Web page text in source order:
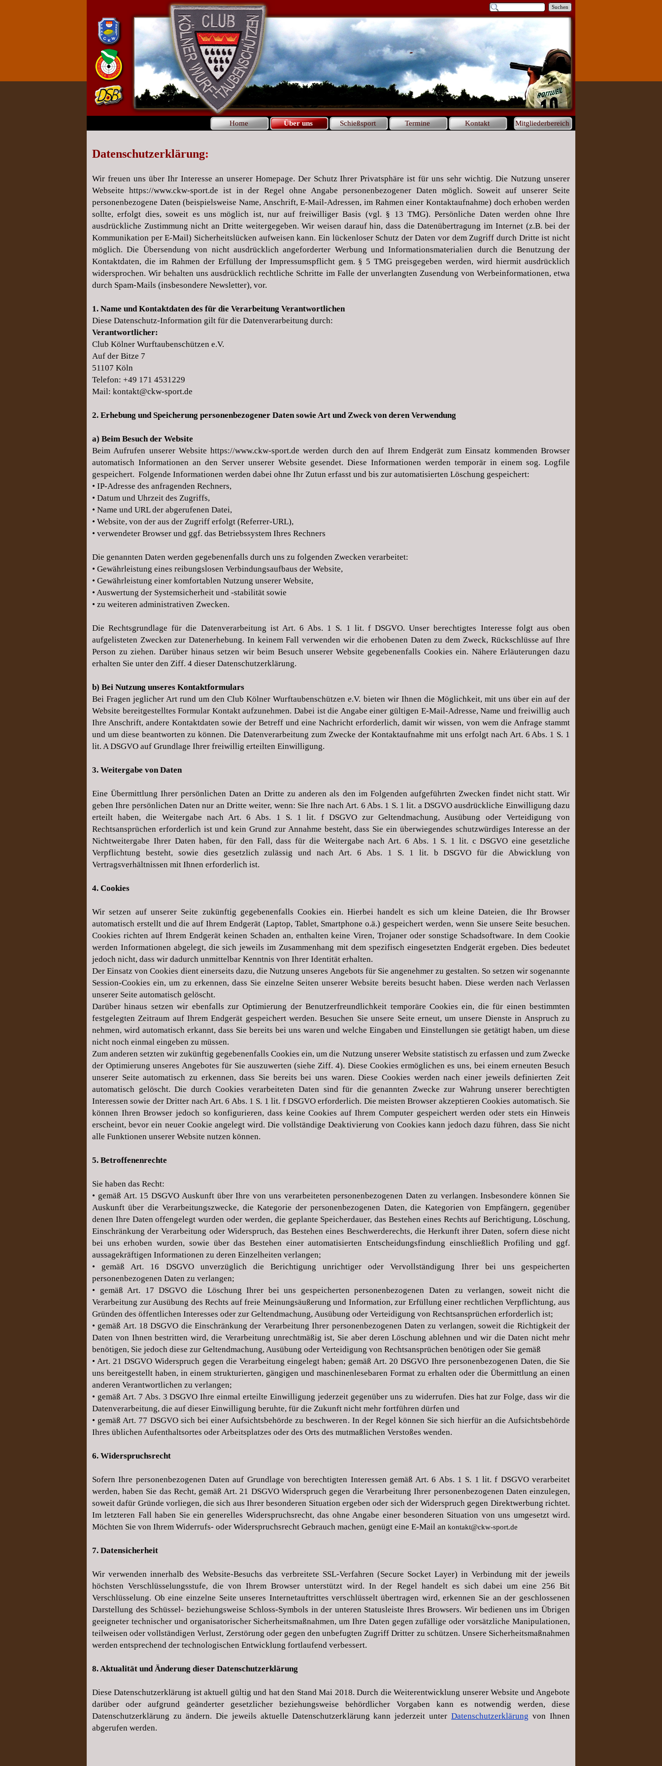
Suchen
Home Über uns Schießsport Termine Kontakt Mitgliederbereich
Datenschutzerklärung:
Wir freuen uns über Ihr Interesse an unserer Homepage. Der Schutz Ihrer Privatsphäre ist für uns sehr wichtig. Die Nutzung unserer
Webseite https://www.ckw-sport.de ist in der Regel ohne Angabe personenbezogener Daten möglich. Soweit auf unserer Seite
personenbezogene Daten (beispielsweise Name, Anschrift, E-Mail-Adressen, im Rahmen einer Kontaktaufnahme) doch erhoben werden
sollte, erfolgt dies, soweit es uns möglich ist, nur auf freiwilliger Basis (vgl. § 13 TMG). Persönliche Daten werden ohne Ihre
ausdrückliche Zustimmung nicht an Dritte weitergegeben. Wir weisen darauf hin, dass die Datenübertragung im Internet (z.B. bei der
Kommunikation per E-Mail) Sicherheitslücken aufweisen kann. Ein lückenloser Schutz der Daten vor dem Zugriff durch Dritte ist nicht
möglich. Die Übersendung von nicht ausdrücklich angeforderter Werbung und Informationsmaterialien durch die Benutzung der
Kontaktdaten, die im Rahmen der Erfüllung der Impressumspflicht gem. § 5 TMG preisgegeben werden, wird hiermit ausdrücklich
widersprochen. Wir behalten uns ausdrücklich rechtliche Schritte im Falle der unverlangten Zusendung von Werbeinformationen, etwa
durch Spam-Mails (insbesondere Newsletter), vor.
1. Name und Kontaktdaten des für die Verarbeitung Verantwortlichen
Diese Datenschutz-Information gilt für die Datenverarbeitung durch:
Verantwortlicher:
Club Kölner Wurftaubenschützen e.V.
Auf der Bitze 7
51107 Köln
Telefon: +49 171 4531229
Mail: kontakt@ckw-sport.de
2. Erhebung und Speicherung personenbezogener Daten sowie Art und Zweck von deren Verwendung
a) Beim Besuch der Website
Beim Aufrufen unserer Website https://www.ckw-sport.de werden durch den auf Ihrem Endgerät zum Einsatz kommenden Browser
automatisch Informationen an den Server unserer Website gesendet. Diese Informationen werden temporär in einem sog. Logfile
gespeichert. Folgende Informationen werden dabei ohne Ihr Zutun erfasst und bis zur automatisierten Löschung gespeichert:
• IP-Adresse des anfragenden Rechners,
• Datum und Uhrzeit des Zugriffs,
• Name und URL der abgerufenen Datei,
• Website, von der aus der Zugriff erfolgt (Referrer-URL),
• verwendeter Browser und ggf. das Betriebssystem Ihres Rechners
Die genannten Daten werden gegebenenfalls durch uns zu folgenden Zwecken verarbeitet:
• Gewährleistung eines reibungslosen Verbindungsaufbaus der Website,
• Gewährleistung einer komfortablen Nutzung unserer Website,
• Auswertung der Systemsicherheit und -stabilität sowie
• zu weiteren administrativen Zwecken.
Die Rechtsgrundlage für die Datenverarbeitung ist Art. 6 Abs. 1 S. 1 lit. f DSGVO. Unser berechtigtes Interesse folgt aus oben
aufgelisteten Zwecken zur Datenerhebung. In keinem Fall verwenden wir die erhobenen Daten zu dem Zweck, Rückschlüsse auf Ihre
Person zu ziehen. Darüber hinaus setzen wir beim Besuch unserer Website gegebenenfalls Cookies ein. Nähere Erläuterungen dazu
erhalten Sie unter den Ziff. 4 dieser Datenschutzerklärung.
b) Bei Nutzung unseres Kontaktformulars
Bei Fragen jeglicher Art rund um den Club Kölner Wurftaubenschützen e.V. bieten wir Ihnen die Möglichkeit, mit uns über ein auf der
Website bereitgestelltes Formular Kontakt aufzunehmen. Dabei ist die Angabe einer gültigen E-Mail-Adresse, Name und freiwillig auch
Ihre Anschrift, andere Kontaktdaten sowie der Betreff und eine Nachricht erforderlich, damit wir wissen, von wem die Anfrage stammt
und um diese beantworten zu können. Die Datenverarbeitung zum Zwecke der Kontaktaufnahme mit uns erfolgt nach Art. 6 Abs. 1 S. 1
lit. A DSGVO auf Grundlage Ihrer freiwillig erteilten Einwilligung.
3. Weitergabe von Daten
Eine Übermittlung Ihrer persönlichen Daten an Dritte zu anderen als den im Folgenden aufgeführten Zwecken findet nicht statt. Wir
geben Ihre persönlichen Daten nur an Dritte weiter, wenn: Sie Ihre nach Art. 6 Abs. 1 S. 1 lit. a DSGVO ausdrückliche Einwilligung dazu
erteilt haben, die Weitergabe nach Art. 6 Abs. 1 S. 1 lit. f DSGVO zur Geltendmachung, Ausübung oder Verteidigung von
Rechtsansprüchen erforderlich ist und kein Grund zur Annahme besteht, dass Sie ein überwiegendes schutzwürdiges Interesse an der
Nichtweitergabe Ihrer Daten haben, für den Fall, dass für die Weitergabe nach Art. 6 Abs. 1 S. 1 lit. c DSGVO eine gesetzliche
Verpflichtung besteht, sowie dies gesetzlich zulässig und nach Art. 6 Abs. 1 S. 1 lit. b DSGVO für die Abwicklung von
Vertragsverhältnissen mit Ihnen erforderlich ist.
4. Cookies
Wir setzen auf unserer Seite zukünftig gegebenenfalls Cookies ein. Hierbei handelt es sich um kleine Dateien, die Ihr Browser
automatisch erstellt und die auf Ihrem Endgerät (Laptop, Tablet, Smartphone o.ä.) gespeichert werden, wenn Sie unsere Seite besuchen.
Cookies richten auf Ihrem Endgerät keinen Schaden an, enthalten keine Viren, Trojaner oder sonstige Schadsoftware. In dem Cookie
werden Informationen abgelegt, die sich jeweils im Zusammenhang mit dem spezifisch eingesetzten Endgerät ergeben. Dies bedeutet
jedoch nicht, dass wir dadurch unmittelbar Kenntnis von Ihrer Identität erhalten.
Der Einsatz von Cookies dient einerseits dazu, die Nutzung unseres Angebots für Sie angenehmer zu gestalten. So setzen wir sogenannte
Session-Cookies ein, um zu erkennen, dass Sie einzelne Seiten unserer Website bereits besucht haben. Diese werden nach Verlassen
unserer Seite automatisch gelöscht.
Darüber hinaus setzen wir ebenfalls zur Optimierung der Benutzerfreundlichkeit temporäre Cookies ein, die für einen bestimmten
festgelegten Zeitraum auf Ihrem Endgerät gespeichert werden. Besuchen Sie unsere Seite erneut, um unsere Dienste in Anspruch zu
nehmen, wird automatisch erkannt, dass Sie bereits bei uns waren und welche Eingaben und Einstellungen sie getätigt haben, um diese
nicht noch einmal eingeben zu müssen.
Zum anderen setzten wir zukünftig gegebenenfalls Cookies ein, um die Nutzung unserer Website statistisch zu erfassen und zum Zwecke
der Optimierung unseres Angebotes für Sie auszuwerten (siehe Ziff. 4). Diese Cookies ermöglichen es uns, bei einem erneuten Besuch
unserer Seite automatisch zu erkennen, dass Sie bereits bei uns waren. Diese Cookies werden nach einer jeweils definierten Zeit
automatisch gelöscht. Die durch Cookies verarbeiteten Daten sind für die genannten Zwecke zur Wahrung unserer berechtigten
Interessen sowie der Dritter nach Art. 6 Abs. 1 S. 1 lit. f DSGVO erforderlich. Die meisten Browser akzeptieren Cookies automatisch. Sie
können Ihren Browser jedoch so konfigurieren, dass keine Cookies auf Ihrem Computer gespeichert werden oder stets ein Hinweis
erscheint, bevor ein neuer Cookie angelegt wird. Die vollständige Deaktivierung von Cookies kann jedoch dazu führen, dass Sie nicht
alle Funktionen unserer Website nutzen können.
5. Betroffenenrechte
Sie haben das Recht:
• gemäß Art. 15 DSGVO Auskunft über Ihre von uns verarbeiteten personenbezogenen Daten zu verlangen. Insbesondere können Sie
Auskunft über die Verarbeitungszwecke, die Kategorie der personenbezogenen Daten, die Kategorien von Empfängern, gegenüber
denen Ihre Daten offengelegt wurden oder werden, die geplante Speicherdauer, das Bestehen eines Rechts auf Berichtigung, Löschung,
Einschränkung der Verarbeitung oder Widerspruch, das Bestehen eines Beschwerderechts, die Herkunft ihrer Daten, sofern diese nicht
bei uns erhoben wurden, sowie über das Bestehen einer automatisierten Entscheidungsfindung einschließlich Profiling und ggf.
aussagekräftigen Informationen zu deren Einzelheiten verlangen;
• gemäß Art. 16 DSGVO unverzüglich die Berichtigung unrichtiger oder Vervollständigung Ihrer bei uns gespeicherten
personenbezogenen Daten zu verlangen;
• gemäß Art. 17 DSGVO die Löschung Ihrer bei uns gespeicherten personenbezogenen Daten zu verlangen, soweit nicht die
Verarbeitung zur Ausübung des Rechts auf freie Meinungsäußerung und Information, zur Erfüllung einer rechtlichen Verpflichtung, aus
Gründen des öffentlichen Interesses oder zur Geltendmachung, Ausübung oder Verteidigung von Rechtsansprüchen erforderlich ist;
• gemäß Art. 18 DSGVO die Einschränkung der Verarbeitung Ihrer personenbezogenen Daten zu verlangen, soweit die Richtigkeit der
Daten von Ihnen bestritten wird, die Verarbeitung unrechtmäßig ist, Sie aber deren Löschung ablehnen und wir die Daten nicht mehr
benötigen, Sie jedoch diese zur Geltendmachung, Ausübung oder Verteidigung von Rechtsansprüchen benötigen oder Sie gemäß
• Art. 21 DSGVO Widerspruch gegen die Verarbeitung eingelegt haben; gemäß Art. 20 DSGVO Ihre personenbezogenen Daten, die Sie
uns bereitgestellt haben, in einem strukturierten, gängigen und maschinenlesebaren Format zu erhalten oder die Übermittlung an einen
anderen Verantwortlichen zu verlangen;
• gemäß Art. 7 Abs. 3 DSGVO Ihre einmal erteilte Einwilligung jederzeit gegenüber uns zu widerrufen. Dies hat zur Folge, dass wir die
Datenverarbeitung, die auf dieser Einwilligung beruhte, für die Zukunft nicht mehr fortführen dürfen und
• gemäß Art. 77 DSGVO sich bei einer Aufsichtsbehörde zu beschweren. In der Regel können Sie sich hierfür an die Aufsichtsbehörde
Ihres üblichen Aufenthaltsortes oder Arbeitsplatzes oder des Orts des mutmaßlichen Verstoßes wenden.
6. Widerspruchsrecht
Sofern Ihre personenbezogenen Daten auf Grundlage von berechtigten Interessen gemäß Art. 6 Abs. 1 S. 1 lit. f DSGVO verarbeitet
werden, haben Sie das Recht, gemäß Art. 21 DSGVO Widerspruch gegen die Verarbeitung Ihrer personenbezogenen Daten einzulegen,
soweit dafür Gründe vorliegen, die sich aus Ihrer besonderen Situation ergeben oder sich der Widerspruch gegen Direktwerbung richtet.
Im letzteren Fall haben Sie ein generelles Widerspruchsrecht, das ohne Angabe einer besonderen Situation von uns umgesetzt wird.
Möchten Sie von Ihrem Widerrufs- oder Widerspruchsrecht Gebrauch machen, genügt eine E-Mail an kontakt@ckw-sport.de
7. Datensicherheit
Wir verwenden innerhalb des Website-Besuchs das verbreitete SSL-Verfahren (Secure Socket Layer) in Verbindung mit der jeweils
höchsten Verschlüsselungsstufe, die von Ihrem Browser unterstützt wird. In der Regel handelt es sich dabei um eine 256 Bit
Verschlüsselung. Ob eine einzelne Seite unseres Internetauftrittes verschlüsselt übertragen wird, erkennen Sie an der geschlossenen
Darstellung des Schüssel- beziehungsweise Schloss-Symbols in der unteren Statusleiste Ihres Browsers. Wir bedienen uns im Übrigen
geeigneter technischer und organisatorischer Sicherheitsmaßnahmen, um Ihre Daten gegen zufällige oder vorsätzliche Manipulationen,
teilweisen oder vollständigen Verlust, Zerstörung oder gegen den unbefugten Zugriff Dritter zu schützen. Unsere Sicherheitsmaßnahmen
werden entsprechend der technologischen Entwicklung fortlaufend verbessert.
8. Aktualität und Änderung dieser Datenschutzerklärung
Diese Datenschutzerklärung ist aktuell gültig und hat den Stand Mai 2018. Durch die Weiterentwicklung unserer Website und Angebote
darüber oder aufgrund geänderter gesetzlicher beziehungsweise behördlicher Vorgaben kann es notwendig werden, diese
Datenschutzerklärung zu ändern. Die jeweils aktuelle Datenschutzerklärung kann jederzeit unterDatenschutzerklärung von Ihnen
abgerufen werden.